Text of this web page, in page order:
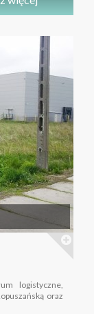
logistyczne,
oraz